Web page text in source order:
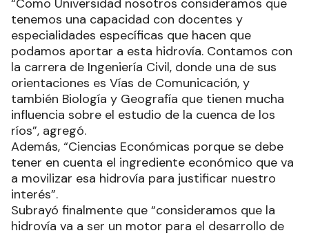
tenemos una capacidad con docentes y
especialidades específicas que hacen que
podamos aportar a esta hidrovía. Contamos con
la carrera de Ingeniería Civil, donde una de sus
orientaciones es Vías de Comunicación, y
también Biología y Geografía que tienen mucha
influencia sobre el estudio de la cuenca de los
ríos”, agregó.
Además, “Ciencias Económicas porque se debe
tener en cuenta el ingrediente económico que va
a movilizar esa hidrovía para justificar nuestro
interés”.
Subrayó finalmente que “consideramos que la
hidrovía va a ser un motor para el desarrollo de